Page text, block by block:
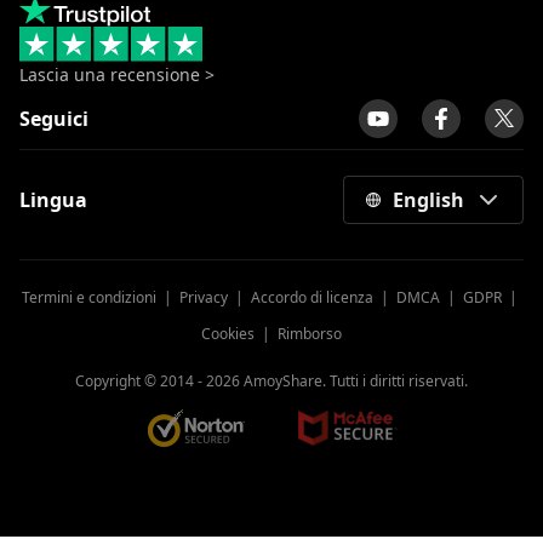
Lascia una recensione >
Seguici
Lingua English
Termini e condizioni | Privacy | Accordo di licenza | DMCA | GDPR |
Cookies | Rimborso
Copyright © 2014 -2026AmoyShare. Tutti i diritti riservati.